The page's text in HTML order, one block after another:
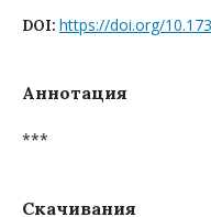
DOI: https://doi.org/
Аннотация
***
Скачивания